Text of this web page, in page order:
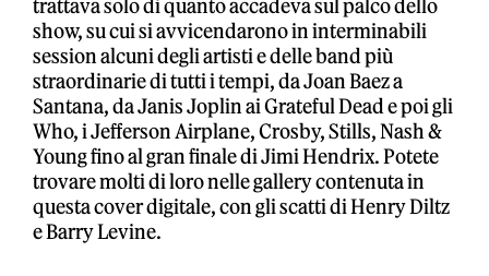
trattava solo di quanto accadeva sul palco dello
show, su cui si avvicendarono in interminabili
session alcuni degli artisti e delle band più
straordinarie di tutti i tempi, da Joan Baez a
Santana, da Janis Joplin ai Grateful Dead e poi gli
Who, i Jefferson Airplane,Crosby, Stills, Nash &
Young fino al gran finale di Jimi Hendrix. Potete
trovare molti di loro nelle gallery contenuta in
questa cover digitale, con gli scatti di Henry Diltz
e Barry Levine.